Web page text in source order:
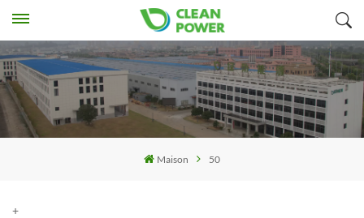
Maison 50
+